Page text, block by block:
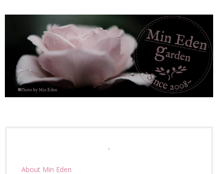
About Min Eden